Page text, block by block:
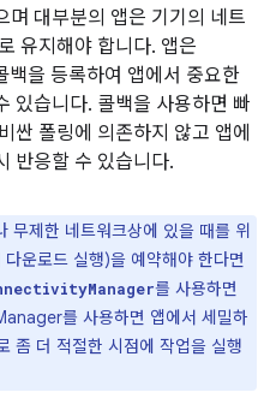
며 대부분의 앱은 기기의 네트
유지해야 합니다. 앱은
백을 등록하여 앱에서 중요한
있습니다. 콜백을 사용하면 빠
싼 폴링에 의존하지 않고 앱에
반응할 수 있습니다.
무제한 네트워크상에 있을 때를 위
운로드 실행)을 예약해야 한다면
를 사용하면
를 사용하면 앱에서 세밀하
좀 더 적절한 시점에 작업을 실행